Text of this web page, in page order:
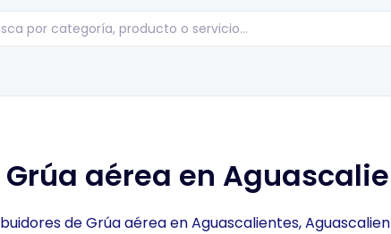
Grúa aérea en
de Grúa aérea en Aguascalientes,